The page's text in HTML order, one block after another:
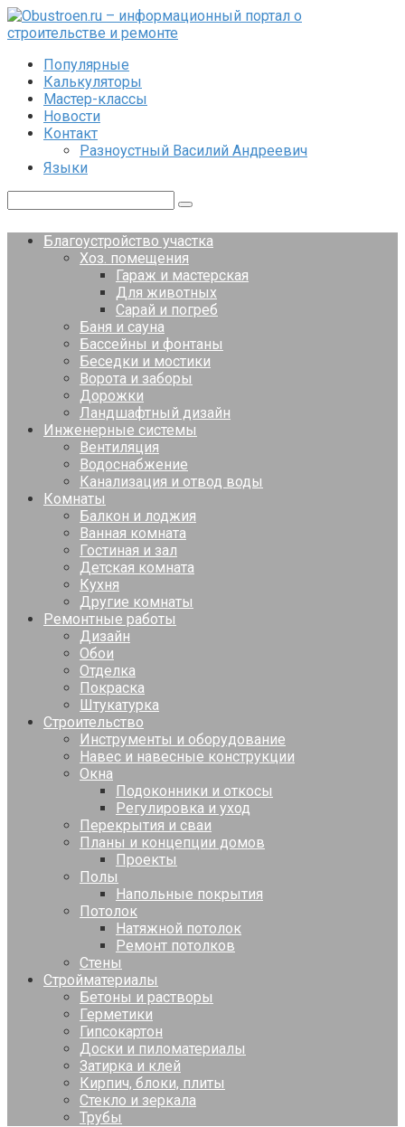
Перейти
к
Популярные
Калькуляторы
Мастер-классы
Новости
Контакт
Разноустный Василий Андреевич
Языки
Благоустройство участка
Хоз. помещения
Гараж и мастерская
Для животных
Сарай и погреб
Баня и сауна
Бассейны и фонтаны
Беседки и мостики
Ворота и заборы
Дорожки
Ландшафтный дизайн
Инженерные системы
Вентиляция
Водоснабжение
Канализация и отвод воды
Комнаты
Балкон и лоджия
Ванная комната
Гостиная и зал
Детская комната
Кухня
Другие комнаты
Ремонтные работы
Дизайн
Обои
Отделка
Покраска
Штукатурка
Строительство
Инструменты и оборудование
Навес и навесные конструкции
Окна
Подоконники и откосы
Регулировка и уход
Перекрытия и сваи
Планы и концепции домов
Проекты
Полы
Напольные покрытия
Потолок
Натяжной потолок
Ремонт потолков
Стены
Стройматериалы
Бетоны и растворы
Герметики
Гипсокартон
Доски и пиломатериалы
Затирка и клей
Кирпич, блоки, плиты
Стекло и зеркала
Трубы